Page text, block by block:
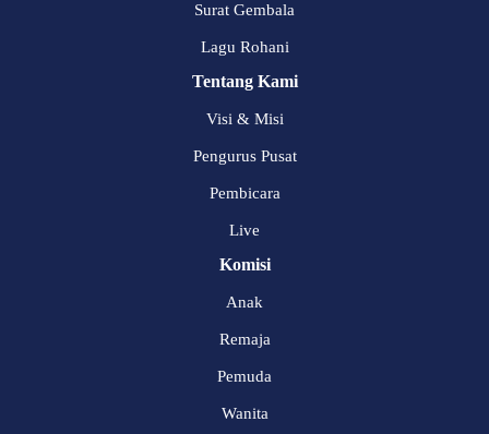
Surat Gembala
Lagu Rohani
Tentang Kami
Visi & Misi
Pengurus Pusat
Pembicara
Live
Komisi
Anak
Remaja
Pemuda
Wanita